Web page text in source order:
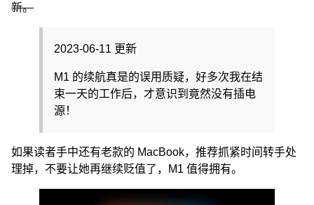
新。
2023-06-11 更新
M1 的续航真是的误用质疑，好多次我在结
束一天的工作后，才意识到竟然没有插电
源！
如果读者手中还有老款的 MacBook，推荐抓紧时间转手处
理掉，不要让她再继续贬值了，M1 值得拥有。